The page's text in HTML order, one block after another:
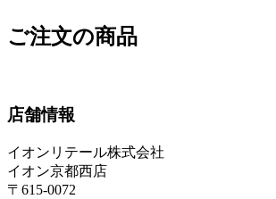
ご注文の商品
店舗情報
イオンリテール株式会社
イオン京都西店
〒615-0072